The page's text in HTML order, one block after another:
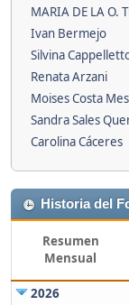
MARIA DE LA O.
Ivan Bermejo
Silvina
Renata Arzani
Moises Costa
Sandra Sales
Carolina Cáceres
Historia del
Resumen
Mensual
2026